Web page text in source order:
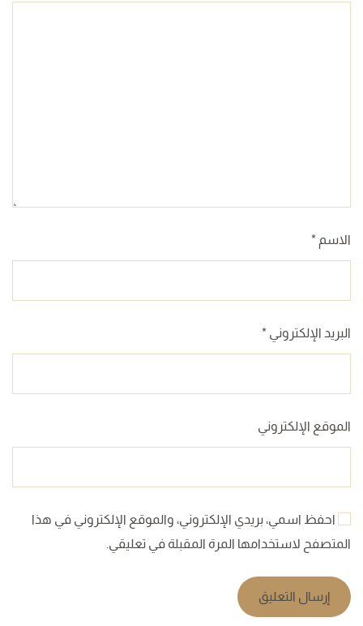
الاسم *
البريد الإلكتروني *
الموقع الإلكتروني
احفظ اسمي، بريدي الإلكتروني، والموقع الإلكتروني في هذا
المتصفح لاستخدامها المرة المقبلة في تعليقي.
إرسال التعليق